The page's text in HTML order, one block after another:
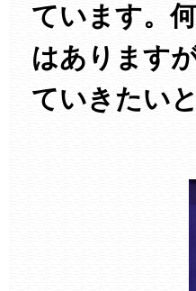
ています。
はあります
ていきたい